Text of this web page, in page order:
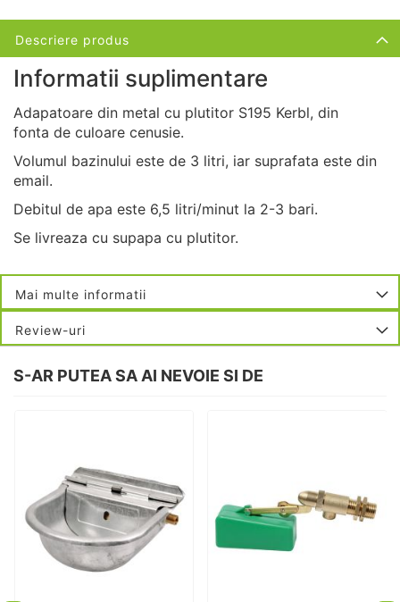
Descriere produs
Informatii suplimentare
Adapatoare din metal cu plutitor S195 Kerbl, din
fonta de culoare cenusie.
Volumul bazinului este de 3 litri, iar suprafata este din
email.
Debitul de apa este 6,5 litri/minut la 2-3 bari.
Se livreaza cu supapa cu plutitor.
Mai multe informatii
Review-uri
S-AR PUTEA SA AI NEVOIE SI DE